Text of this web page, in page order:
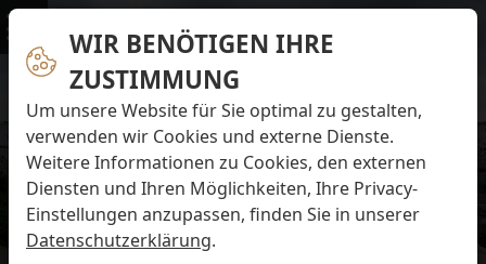
WIR BENÖTIGEN IHRE
ZUSTIMMUNG
Um unsere Website für Sie optimal zu gestalten,
verwenden wir Cookies und externe Dienste.
Weitere Informationen zu Cookies, den externen
Diensten und Ihren Möglichkeiten, Ihre Privacy-
Einstellungen anzupassen, finden Sie in unserer
Datenschutzerklärung.
Menü
Navigation überspringen
Preise & Infos
Öffnungs- und Fütterungszeiten
Eintrittspreise
Aktuelles
Alle Meldungen
Eisbären-Nachwuchs Anna & Elsa
Eisbären-Nachwuchs Lale & Lili
FAQ zum Tod des Schimpansen-Jungtiers
Newsletter
Bildungsletter
Barrierefreier Zoo